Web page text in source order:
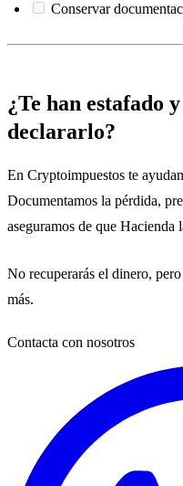
Conservar
¿Te han estafado
declararlo?
En Cryptoimpuestos te
Documentamos la pérdida,
aseguramos de que Hacienda
No recuperarás el dinero,
más.
Contacta con nosotros